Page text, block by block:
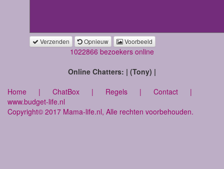
Verzenden Opnieuw Voorbeeld
1022866 bezoekers online
Online Chatters: | (Tony) |
Home | ChatBox | Regels | Contact |
www.budget-life.nl
Copyright© 2017 Mama-life.nl, Alle rechten voorbehouden.